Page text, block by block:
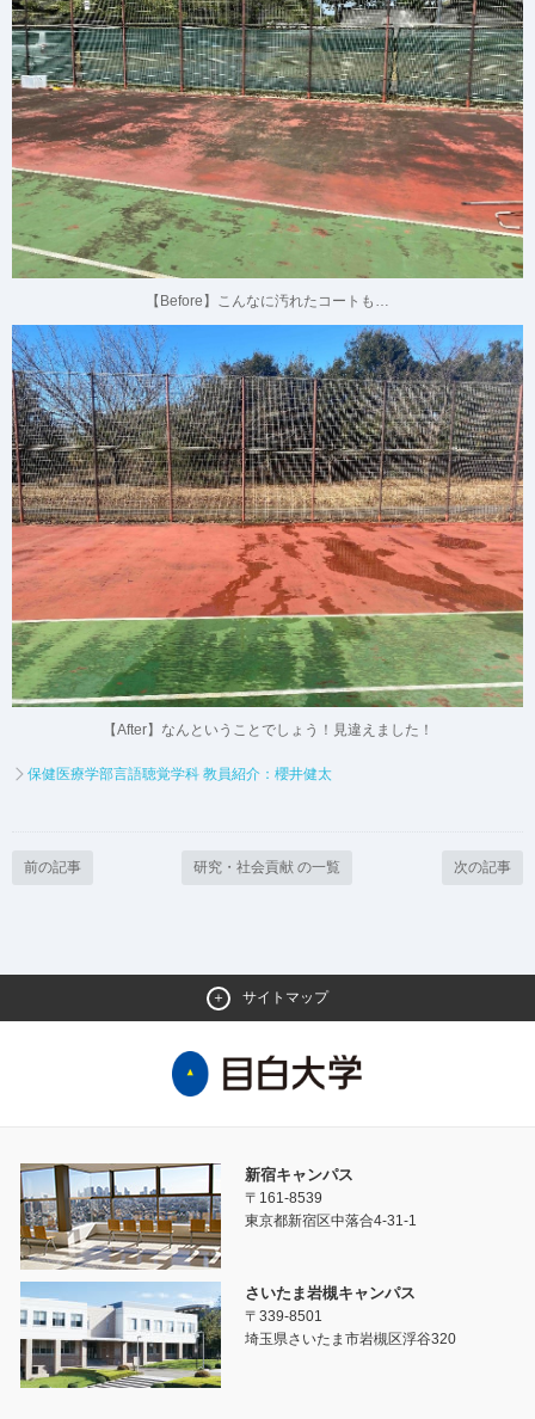
【Before】こんなに汚れたコートも…
【After】なんということでしょう！見違えました！
保健医療学部言語聴覚学科 教員紹介：櫻井健太
前の記事 研究・社会貢献 の一覧 次の記事
サイトマップ
新宿キャンパス
〒161-8539
東京都新宿区中落合4-31-1
さいたま岩槻キャンパス
〒339-8501
埼玉県さいたま市岩槻区浮谷320